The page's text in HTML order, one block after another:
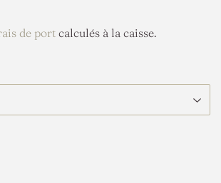
de port calculés à la caisse.